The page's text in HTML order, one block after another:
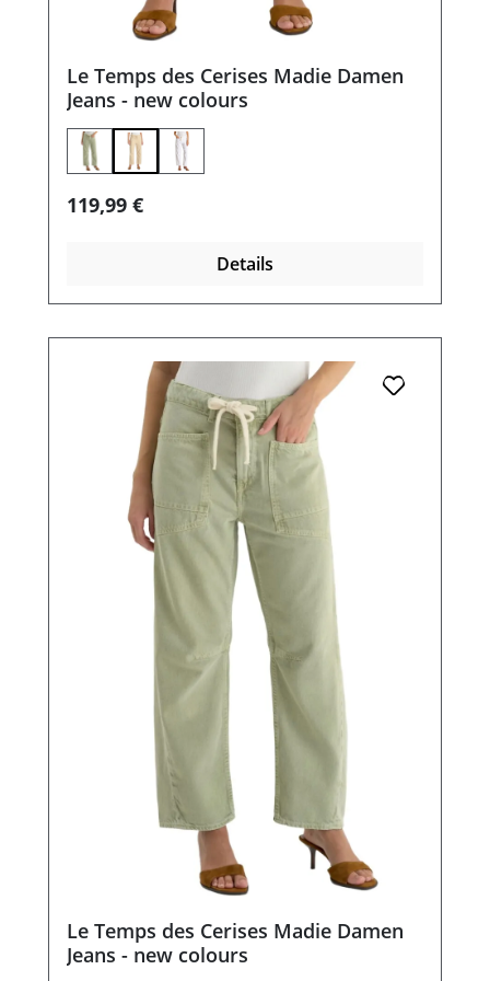
Le Temps des Cerises Madie Damen
Jeans - new colours
Regulärer Preis:
119,99 €
Details
Le Temps des Cerises Madie Damen
Jeans - new colours